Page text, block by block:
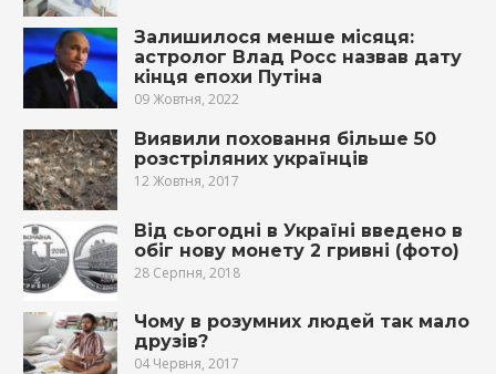
Залишилося менше місяця:
астролог Влад Росс назвав дату
кінця епохи Путіна
09 Жовтня, 2022
Виявили поховання більше 50
розстріляних українців
12 Жовтня, 2017
Від сьогодні в Україні введено в
обіг нову монету 2 гривні (фото)
28 Серпня, 2018
Чому в розумних людей так мало
друзів?
04 Червня, 2017